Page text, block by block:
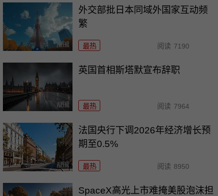
外交部批日本同域外国家互动频
繁
最热 阅读 7190
英国首相斯塔默宣布辞职
最热 阅读 7964
法国央行下调2026年经济增长预
期至0.5%
最热 阅读 8950
SpaceX高光上市难掩美股泡沫担